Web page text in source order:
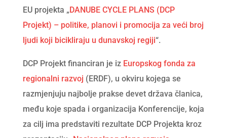
EU projekta „DANUBE CYCLE PLANS (DCP
Projekt) – politike, planovi i promocija za veći broj
ljudi koji bicikliraju u dunavskoj regiji“.
DCP Projekt financiran je iz Europskog fonda za
regionalni razvoj (ERDF), u okviru kojega se
razmjenjuju najbolje prakse devet država članica,
među koje spada i organizacija Konferencije, koja
za cilj ima predstaviti rezultate DCP Projekta kroz